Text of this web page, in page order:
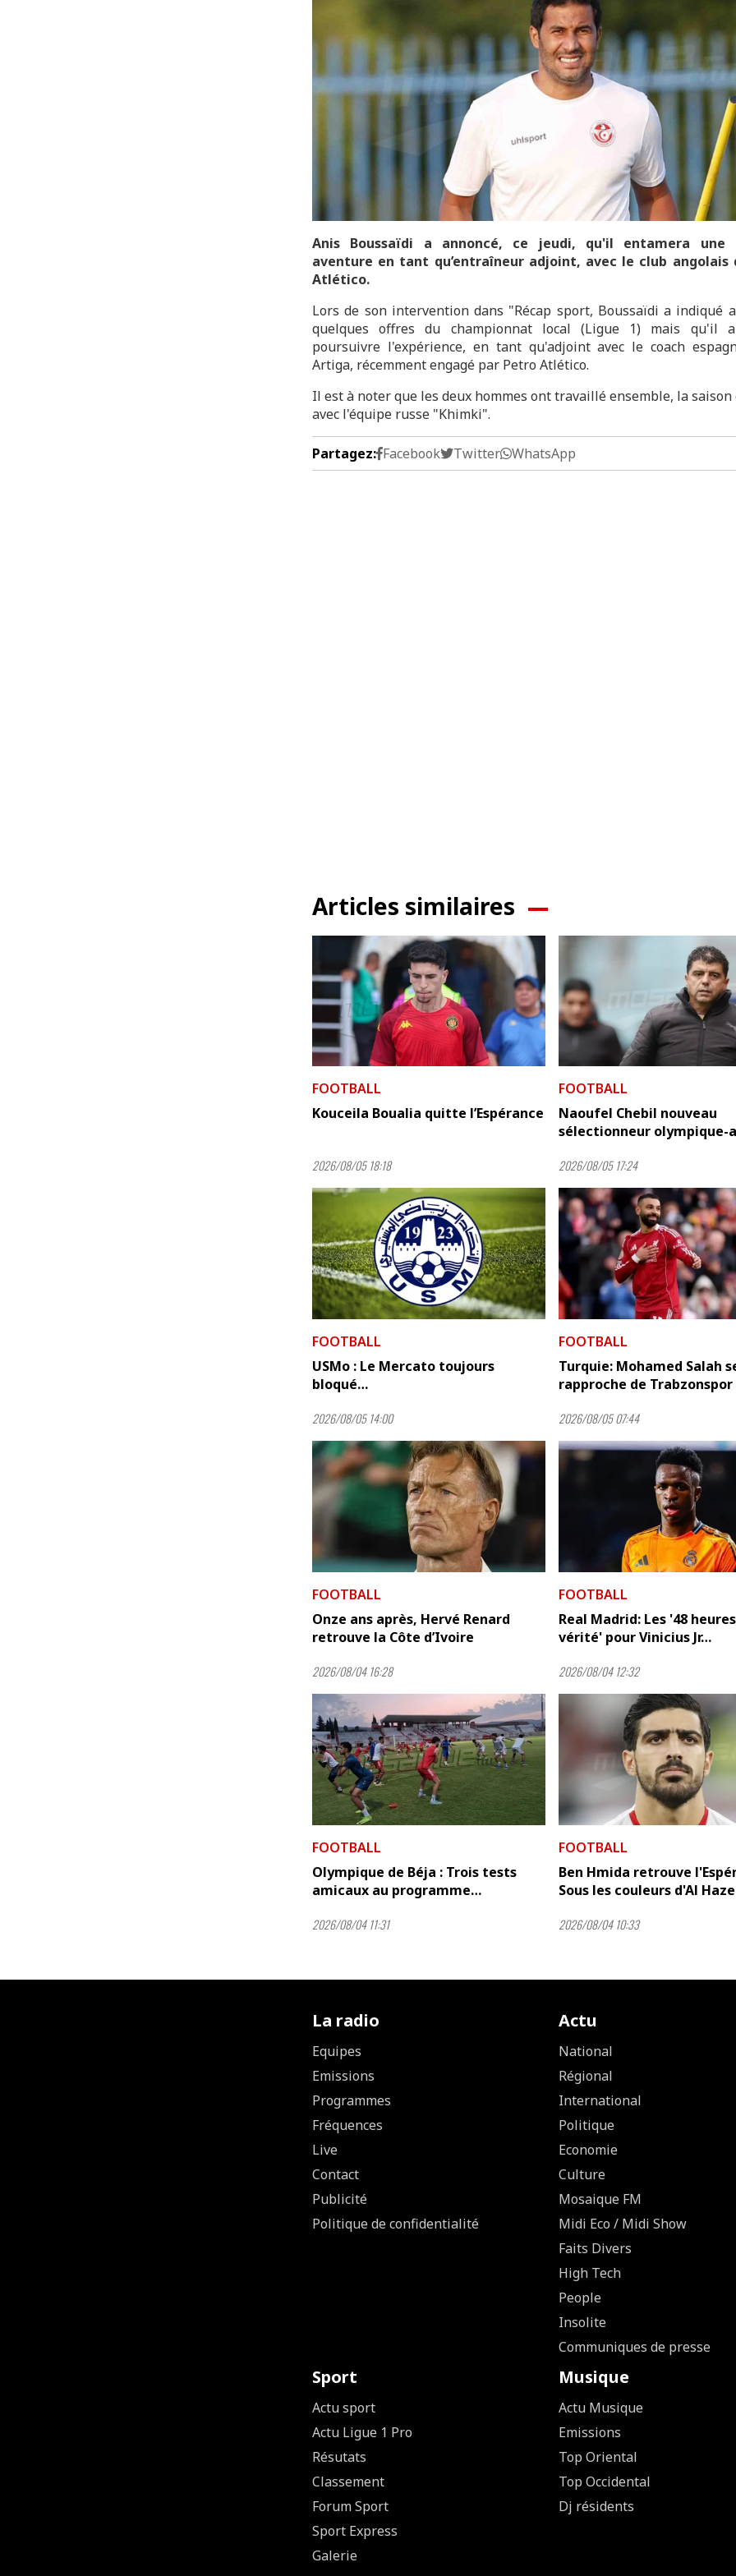
Anis Boussaïdi a annoncé, ce jeudi, qu'il entamera une
aventure en tant qu’entraîneur adjoint, avec le club angolais
Atlético.
Lors de son intervention dans "Récap sport, Boussaïdi a indiqué
quelques offres du championnat local (Ligue 1) mais qu'il
poursuivre l'expérience, en tant qu'adjoint avec le coach
Artiga, récemment engagé par Petro Atlético.
Il est à noter que les deux hommes ont travaillé ensemble, la
avec l'équipe russe "Khimki".
Partagez: Facebook Twitter WhatsApp
Articles similaires
FOOTBALL
Kouceila Boualia quitte l’Espérance
2026/08/05 18:18
FOOTBALL
Naoufel Chebil nouveau
sélectionneur olympique-
2026/08/05 17:24
FOOTBALL
USMo : Le Mercato toujours
bloqué…
2026/08/05 14:00
FOOTBALL
Turquie: Mohamed Salah
rapproche de Trabzonspor
2026/08/05 07:44
FOOTBALL
Onze ans après, Hervé Renard
retrouve la Côte d’Ivoire
2026/08/04 16:28
FOOTBALL
Real Madrid: Les '48
vérité' pour Vinicius Jr…
2026/08/04 12:32
FOOTBALL
Olympique de Béja : Trois tests
amicaux au programme…
2026/08/04 11:31
FOOTBALL
Ben Hmida retrouve
Sous les couleurs d'Al
2026/08/04 10:33
La radio
Equipes
Emissions
Programmes
Fréquences
Live
Contact
Publicité
Politique de confidentialité
Actu
National
Régional
International
Politique
Economie
Culture
Mosaique FM
Midi Eco / Midi Show
Faits Divers
High Tech
People
Insolite
Communiques de presse
Sport
Actu sport
Actu Ligue 1 Pro
Résutats
Classement
Forum Sport
Sport Express
Galerie
Musique
Actu Musique
Emissions
Top Oriental
Top Occidental
Dj résidents